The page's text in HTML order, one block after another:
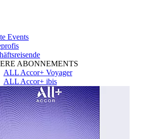
Events
ABONNEMENTS
ALL Accor+ Voyager
ALL Accor+ ibis